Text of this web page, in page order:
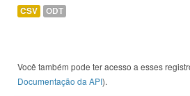
CSV ODT
Você também pode ter acesso a esses
Documentação da API).